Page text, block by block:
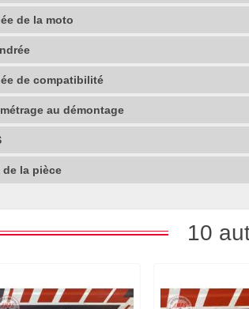
de la moto
de compatibilité
au démontage
de la pièce
10